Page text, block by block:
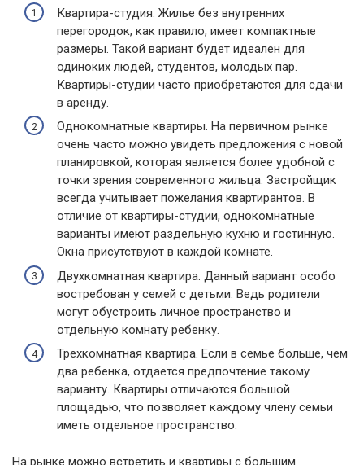
Квартира-студия. Жилье без внутренних
перегородок, как правило, имеет компактные
размеры. Такой вариант будет идеален для
одиноких людей, студентов, молодых пар.
Квартиры-студии часто приобретаются для сдачи
в аренду.
Однокомнатные квартиры. На первичном рынке
очень часто можно увидеть предложения с новой
планировкой, которая является более удобной с
точки зрения современного жильца. Застройщик
всегда учитывает пожелания квартирантов. В
отличие от квартиры-студии, однокомнатные
варианты имеют раздельную кухню и гостинную.
Окна присутствуют в каждой комнате.
Двухкомнатная квартира. Данный вариант особо
востребован у семей с детьми. Ведь родители
могут обустроить личное пространство и
отдельную комнату ребенку.
Трехкомнатная квартира. Если в семье больше, чем
два ребенка, отдается предпочтение такому
варианту. Квартиры отличаются большой
площадью, что позволяет каждому члену семьи
иметь отдельное пространство.
На рынке можно встретить и квартиры с большим